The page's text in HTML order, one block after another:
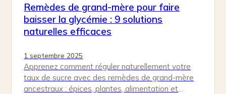
Remèdes de grand-mère pour faire
baisser la glycémie : 9 solutions
naturelles efficaces
1 septembre 2025
Apprenez comment réguler naturellement votre
taux de sucre avec des remèdes de grand-mère
ancestraux : épices, plantes, alimentation et